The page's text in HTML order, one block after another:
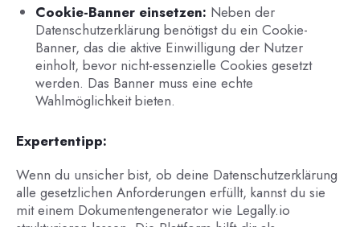
Cookie-Banner einsetzen: Neben der
Datenschutzerklärung benötigst du ein Cookie-
Banner, das die aktive Einwilligung der Nutzer
einholt, bevor nicht-essenzielle Cookies gesetzt
werden. Das Banner muss eine echte
Wahlmöglichkeit bieten.
Expertentipp:
Wenn du unsicher bist, ob deine Datenschutzerklärung
alle gesetzlichen Anforderungen erfüllt, kannst du sie
mit einem Dokumentengenerator wie Legally.io